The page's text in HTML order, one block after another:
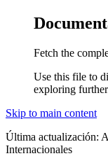
Fetch the
Use this file to
exploring
Skip to main content
Última actualización:
Internacionales